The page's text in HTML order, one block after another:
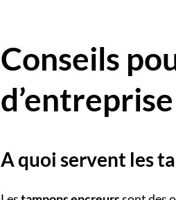
Conseils
d’entreprise
A quoi servent les